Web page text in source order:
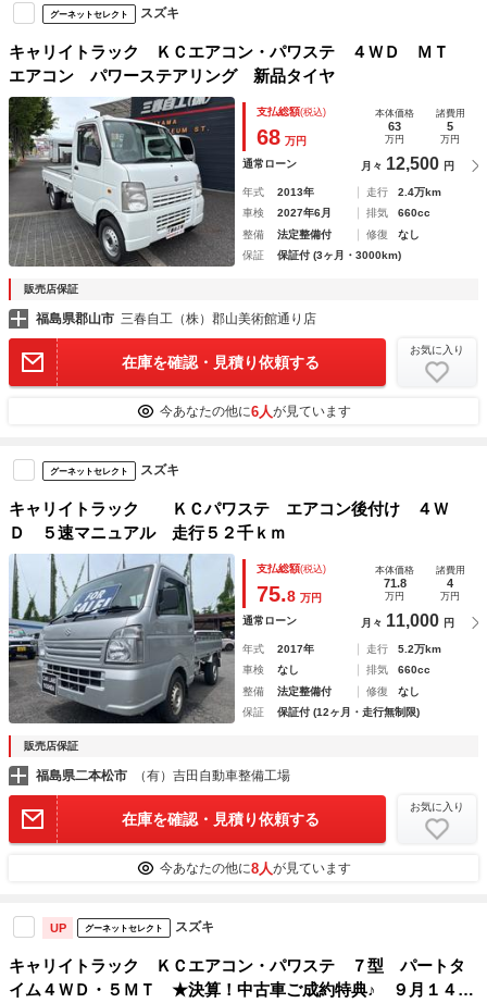
グーネットセレクト スズキ
キャリイトラック ＫＣエアコン・パワステ ４ＷＤ ＭＴ
エアコン パワーステアリング 新品タイヤ
支払総額(税込)
68 万円
本体価格
63
万円
諸費用
5
万円
通常ローン 月々 12,500 円
年式 2013年 走行
2.4万km
車検
2027年6月 排気
660cc
整備
法定整備付 修復
なし
保証
保証付 (3ヶ月・3000km)
販売店保証
福島県郡山市 三春自工（株）郡山美術館通り店
在庫を確認・見積り依頼する
お気に入り
今あなたの他に6人が見ています
グーネットセレクト スズキ
キャリイトラック ＫＣパワステ エアコン後付け ４Ｗ
Ｄ ５速マニュアル 走行５２千ｋｍ
支払総額(税込)
75.8 万円
本体価格
71.8
万円
諸費用
4
万円
通常ローン 月々 11,000 円
年式 2017年 走行
5.2万km
車検
なし 排気
660cc
整備
法定整備付 修復
なし
保証
保証付 (12ヶ月・走行無制限)
販売店保証
福島県二本松市 （有）吉田自動車整備工場
在庫を確認・見積り依頼する
お気に入り
今あなたの他に8人が見ています
UP グーネットセレクト スズキ
キャリイトラック ＫＣエアコン・パワステ ７型 パートタ
イム４ＷＤ・５ＭＴ ★決算！中古車ご成約特典♪ ９月１４日